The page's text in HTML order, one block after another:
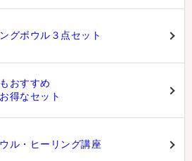
グボウル３点セット
おすすめ
得なセット
ル・ヒーリング講座